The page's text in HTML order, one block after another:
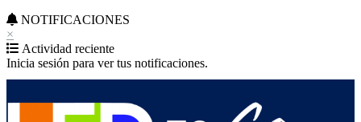
NOTIFICACIONES
×
Actividad reciente
Inicia sesión para ver tus notificaciones.